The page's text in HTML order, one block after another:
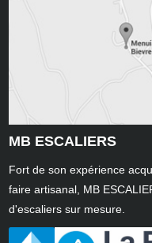
MB ESCALIERS
Fort de son expérience
faire artisanal, MB
d'escaliers sur mesure.